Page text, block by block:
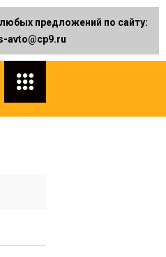
предложений по сайту:
avto@cp9.ru